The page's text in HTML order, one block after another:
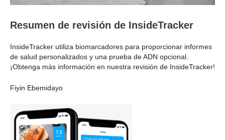
Resumen de revisión de InsideTracker
InsideTracker utiliza biomarcadores para proporcionar informes
de salud personalizados y una prueba de ADN opcional.
¡Obtenga más información en nuestra revisión de InsideTracker!
Fiyin Ebemidayo